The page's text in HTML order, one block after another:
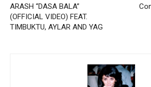
ARASH “DASA BALA”
(OFFICIAL VIDEO) FEAT.
TIMBUKTU, AYLAR AND YAG